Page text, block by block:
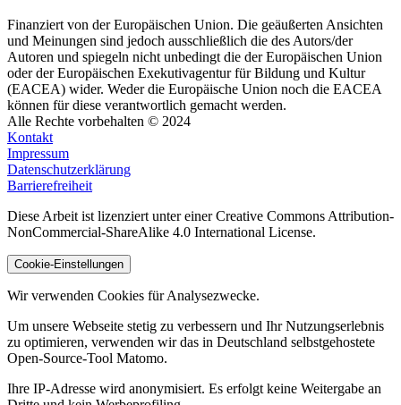
Finanziert von der Europäischen Union. Die geäußerten Ansichten
und Meinungen sind jedoch ausschließlich die des Autors/der
Autoren und spiegeln nicht unbedingt die der Europäischen Union
oder der Europäischen Exekutivagentur für Bildung und Kultur
(EACEA) wider. Weder die Europäische Union noch die EACEA
können für diese verantwortlich gemacht werden.
Alle Rechte vorbehalten © 2024
Kontakt
Impressum
Datenschutzerklärung
Barrierefreiheit
Diese Arbeit ist lizenziert unter einer Creative Commons Attribution-
NonCommercial-ShareAlike 4.0 International License.
Cookie-Einstellungen
Wir verwenden Cookies für Analysezwecke.
Um unsere Webseite stetig zu verbessern und Ihr Nutzungserlebnis
zu optimieren, verwenden wir das in Deutschland selbstgehostete
Open-Source-Tool Matomo.
Ihre IP-Adresse wird anonymisiert. Es erfolgt keine Weitergabe an